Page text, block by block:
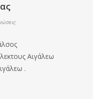
Αιγάλεω
.